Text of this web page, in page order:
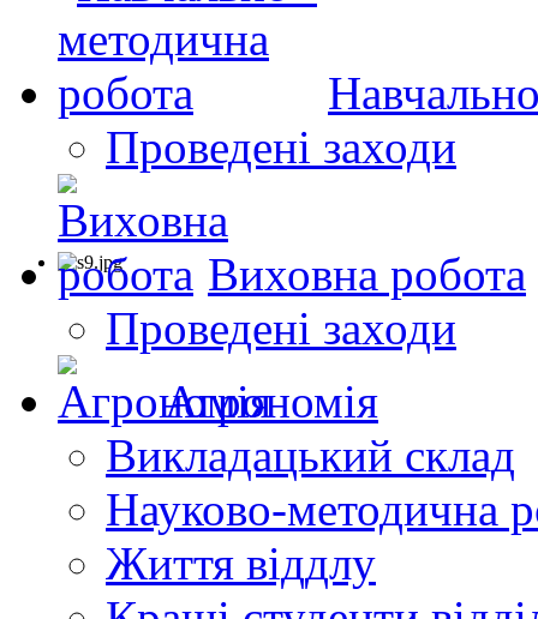
Проведені заходи
Виховна робота
Проведені заходи
Агрономія
Викладацький склад
Науково-методична
Життя віддлу